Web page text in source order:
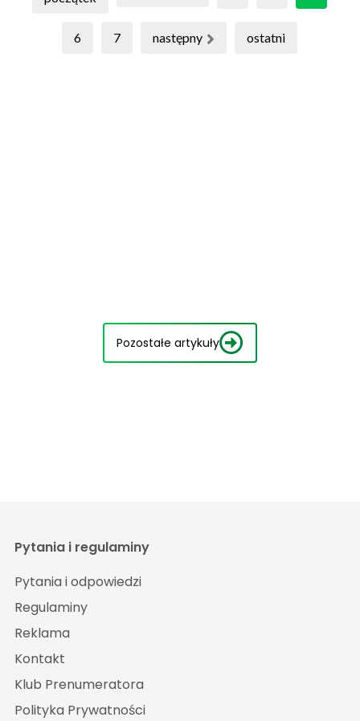
6 7 następny ostatni
Pozostałe artykuły
Pytania i regulaminy
Pytania i odpowiedzi
Regulaminy
Reklama
Kontakt
Klub Prenumeratora
Polityka Prywatności